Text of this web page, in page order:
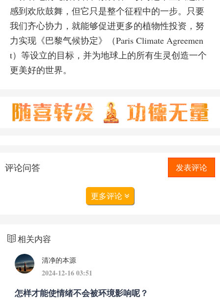
感到欢欣鼓舞，但它只是整个征程中的一步。只要
我们齐心协力，就能够促进更多的植物性投资，努
力实现《巴黎气候协定》（Paris Climate Agreemen
t）等设立的目标，并为地球上的所有生灵创造一个
更美好的世界。
评论问答 发表评论
更多评论
相关内容
清净的本源
2024-12-16 03:51
怎样才能使情绪不会被环境影响呢？